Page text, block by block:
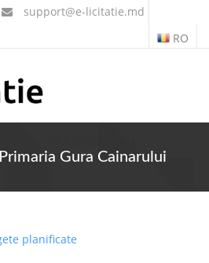
support@e-licitatie.md
RO
Gura Cainarului
planificate